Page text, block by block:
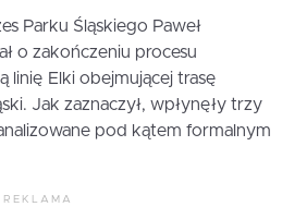
Parku Śląskiego Paweł
o zakończeniu procesu
linię Elki obejmującej trasę
Jak zaznaczył, wpłynęły trzy
pod kątem formalnym
REKLAMA